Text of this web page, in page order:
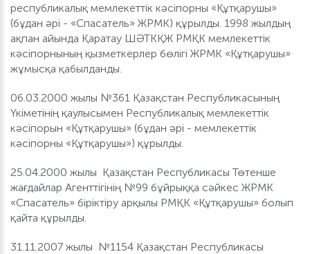
республикалық мемлекеттік кәсіпорны «Құтқарушы»
(бұдан әрі - «Спасатель» ЖРМК) құрылды. 1998 жылдың
ақпан айында Қаратау ШӘТКҚЖ РМҚК мемлекеттік
кәсіпорнының қызметкерлер бөлігі ЖРМК «Құтқарушы»
жұмысқа қабылданды.
06.03.2000 жылы №361 Қазақстан Республикасының
Үкіметінің қаулысымен Республикалық мемлекеттік
кәсіпорын «Құтқарушы» (бұдан әрі - мемлекеттік
кәсіпорны «Құтқарушы») құрылды.
25.04.2000 жылы Қазақстан Республикасы Төтенше
жағдайлар Агенттігінің №99 бұйрыққа сәйкес ЖРМК
«Спасатель» біріктіру арқылы РМҚК «Құтқарушы» болып
қайта құрылды.
31.11.2007 жылы №1154 Қазақстан Республикасы